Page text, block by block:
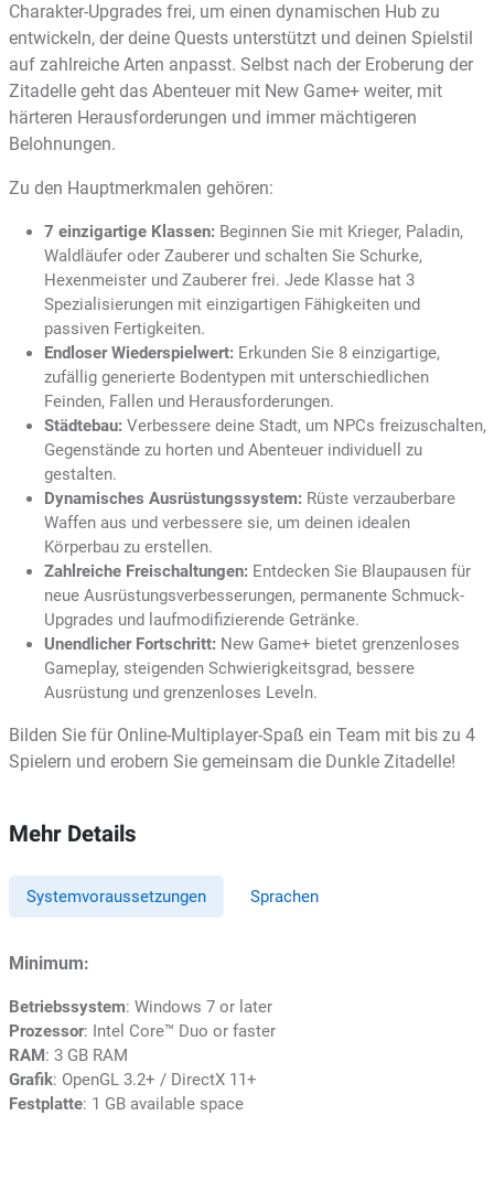
Charakter-Upgrades frei, um einen dynamischen Hub zu
entwickeln, der deine Quests unterstützt und deinen Spielstil
auf zahlreiche Arten anpasst. Selbst nach der Eroberung der
Zitadelle geht das Abenteuer mit New Game+ weiter, mit
härteren Herausforderungen und immer mächtigeren
Belohnungen.
Zu den Hauptmerkmalen gehören:
7 einzigartige Klassen:Beginnen Sie mit Krieger, Paladin,
Waldläufer oder Zauberer und schalten Sie Schurke,
Hexenmeister und Zauberer frei. Jede Klasse hat 3
Spezialisierungen mit einzigartigen Fähigkeiten und
passiven Fertigkeiten.
Endloser Wiederspielwert:Erkunden Sie 8 einzigartige,
zufällig generierte Bodentypen mit unterschiedlichen
Feinden, Fallen und Herausforderungen.
Städtebau:Verbessere deine Stadt, um NPCs freizuschalten,
Gegenstände zu horten und Abenteuer individuell zu
gestalten.
Dynamisches Ausrüstungssystem:Rüste verzauberbare
Waffen aus und verbessere sie, um deinen idealen
Körperbau zu erstellen.
Zahlreiche Freischaltungen:Entdecken Sie Blaupausen für
neue Ausrüstungsverbesserungen, permanente Schmuck-
Upgrades und laufmodifizierende Getränke.
Unendlicher Fortschritt:New Game+ bietet grenzenloses
Gameplay, steigenden Schwierigkeitsgrad, bessere
Ausrüstung und grenzenloses Leveln.
Bilden Sie für Online-Multiplayer-Spaß ein Team mit bis zu 4
Spielern und erobern Sie gemeinsam die Dunkle Zitadelle!
Mehr Details
Systemvoraussetzungen Sprachen
Minimum:
Betriebssystem: Windows 7 or later
Prozessor: Intel Core™ Duo or faster
RAM: 3 GB RAM
Grafik: OpenGL 3.2+ / DirectX 11+
Festplatte: 1 GB available space